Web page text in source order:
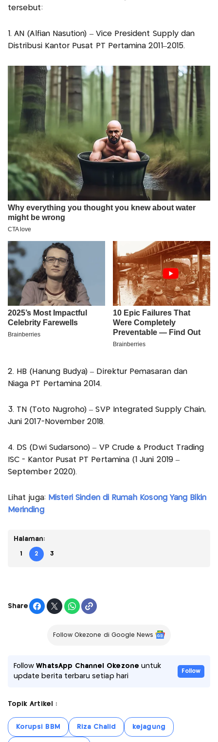
tersebut:
1. AN (Alfian Nasution) – Vice President Supply dan
Distribusi Kantor Pusat PT Pertamina 2011–2015.
2. HB (Hanung Budya) – Direktur Pemasaran dan
Niaga PT Pertamina 2014.
3. TN (Toto Nugroho) – SVP Integrated Supply Chain,
Juni 2017-November 2018.
4. DS (Dwi Sudarsono) – VP Crude & Product Trading
ISC - Kantor Pusat PT Pertamina (1 Juni 2019 –
September 2020).
Lihat juga: Misteri Sinden di Rumah Kosong Yang Bikin
Merinding
Halaman:
1 2 3
Share
Follow Okezone di Google News
FollowWhatsApp Channel Okezone untuk
update berita terbaru setiap hari
Follow
Topik Artikel :
Korupsi BBM Riza Chalid kejagung